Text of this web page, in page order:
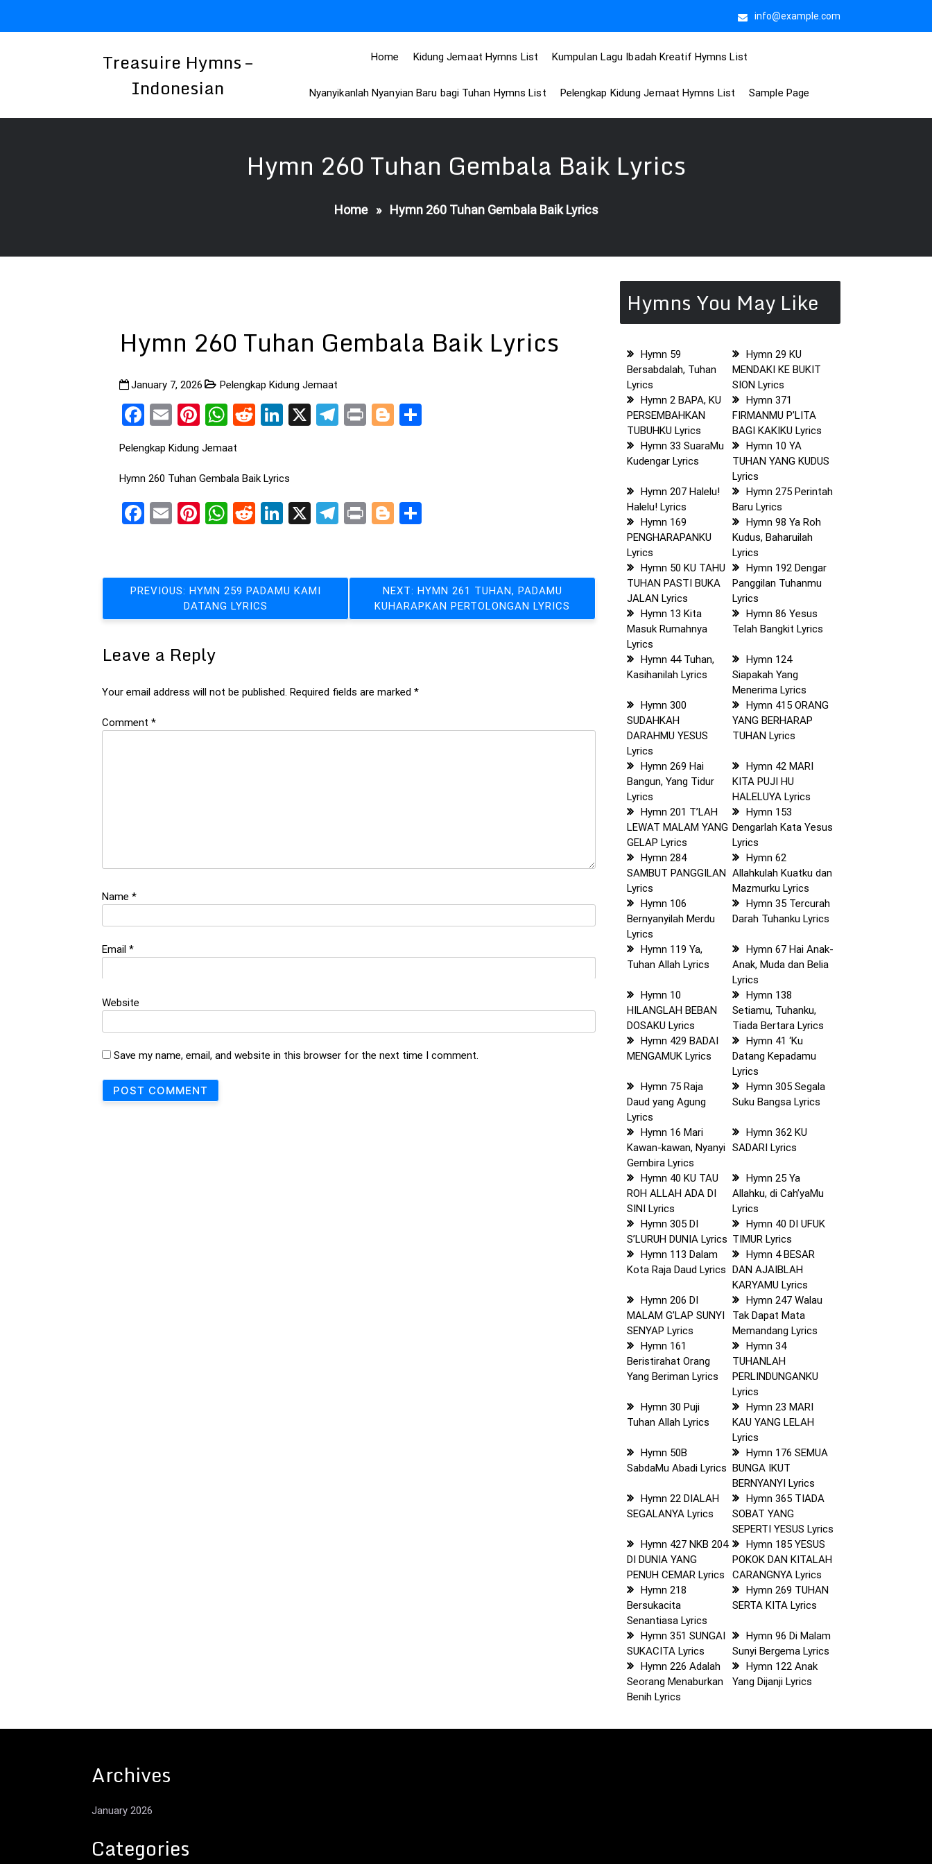
info@example.com
Treasuire Hymns –
Indonesian
Home Kidung Jemaat Hymns List Kumpulan Lagu Ibadah Kreatif Hymns List
Nyanyikanlah Nyanyian Baru bagi Tuhan Hymns List Pelengkap Kidung Jemaat Hymns List Sample Page
Hymn 260 Tuhan Gembala Baik Lyrics
Home» Hymn 260 Tuhan Gembala Baik Lyrics
Hymn 260 Tuhan Gembala Baik Lyrics
January 7, 2026 Pelengkap Kidung Jemaat
Facebook
EmailPinterest
WhatsApp
RedditLinkedIn
X Telegram
PrintBlogger
Pelengkap Kidung Jemaat
Hymn 260 Tuhan Gembala Baik Lyrics
Facebook
EmailPinterest
WhatsApp
RedditLinkedIn
X Telegram
PrintBlogger
Post
navigation
PREVIOUS: HYMN 259 PADAMU KAMI
DATANG LYRICS
NEXT: HYMN 261 TUHAN, PADAMU
KUHARAPKAN PERTOLONGAN LYRICS
Leave a Reply
Your email address will not be published. Required fields are marked *
Comment *
Name *
Email *
Website
Save my name, email, and website in this browser for the next time I comment.
Hymns You May Like
Hymn 59
Bersabdalah, Tuhan
Lyrics
Hymn 29 KU
MENDAKI KE BUKIT
SION Lyrics
Hymn 2 BAPA, KU
PERSEMBAHKAN
TUBUHKU Lyrics
Hymn 371
FIRMANMU P’LITA
BAGI KAKIKU Lyrics
Hymn 33 SuaraMu
Kudengar Lyrics
Hymn 10 YA
TUHAN YANG KUDUS
Lyrics
Hymn 207 Halelu!
Halelu! Lyrics
Hymn 275 Perintah
Baru Lyrics
Hymn 169
PENGHARAPANKU
Lyrics
Hymn 98 Ya Roh
Kudus, Baharuilah
Lyrics
Hymn 50 KU TAHU
TUHAN PASTI BUKA
JALAN Lyrics
Hymn 192 Dengar
Panggilan Tuhanmu
Lyrics
Hymn 13 Kita
Masuk Rumahnya
Lyrics
Hymn 86 Yesus
Telah Bangkit Lyrics
Hymn 44 Tuhan,
Kasihanilah Lyrics
Hymn 124
Siapakah Yang
Menerima Lyrics
Hymn 300
SUDAHKAH
DARAHMU YESUS
Lyrics
Hymn 415 ORANG
YANG BERHARAP
TUHAN Lyrics
Hymn 269 Hai
Bangun, Yang Tidur
Lyrics
Hymn 42 MARI
KITA PUJI HU
HALELUYA Lyrics
Hymn 201 T’LAH
LEWAT MALAM YANG
GELAP Lyrics
Hymn 153
Dengarlah Kata Yesus
Lyrics
Hymn 284
SAMBUT PANGGILAN
Lyrics
Hymn 62
Allahkulah Kuatku dan
Mazmurku Lyrics
Hymn 106
Bernyanyilah Merdu
Lyrics
Hymn 35 Tercurah
Darah Tuhanku Lyrics
Hymn 119 Ya,
Tuhan Allah Lyrics
Hymn 67 Hai Anak-
Anak, Muda dan Belia
Lyrics
Hymn 10
HILANGLAH BEBAN
DOSAKU Lyrics
Hymn 138
Setiamu, Tuhanku,
Tiada Bertara Lyrics
Hymn 429 BADAI
MENGAMUK Lyrics
Hymn 41 ‘Ku
Datang Kepadamu
Lyrics
Hymn 75 Raja
Daud yang Agung
Lyrics
Hymn 305 Segala
Suku Bangsa Lyrics
Hymn 16 Mari
Kawan-kawan, Nyanyi
Gembira Lyrics
Hymn 362 KU
SADARI Lyrics
Hymn 40 KU TAU
ROH ALLAH ADA DI
SINI Lyrics
Hymn 25 Ya
Allahku, di Cah’yaMu
Lyrics
Hymn 305 DI
S’LURUH DUNIA Lyrics
Hymn 40 DI UFUK
TIMUR Lyrics
Hymn 113 Dalam
Kota Raja Daud Lyrics
Hymn 4 BESAR
DAN AJAIBLAH
KARYAMU Lyrics
Hymn 206 DI
MALAM G’LAP SUNYI
SENYAP Lyrics
Hymn 247 Walau
Tak Dapat Mata
Memandang Lyrics
Hymn 161
Beristirahat Orang
Yang Beriman Lyrics
Hymn 34
TUHANLAH
PERLINDUNGANKU
Lyrics
Hymn 30 Puji
Tuhan Allah Lyrics
Hymn 23 MARI
KAU YANG LELAH
Lyrics
Hymn 50B
SabdaMu Abadi Lyrics
Hymn 176 SEMUA
BUNGA IKUT
BERNYANYI Lyrics
Hymn 22 DIALAH
SEGALANYA Lyrics
Hymn 365 TIADA
SOBAT YANG
SEPERTI YESUS Lyrics
Hymn 427 NKB 204
DI DUNIA YANG
PENUH CEMAR Lyrics
Hymn 185 YESUS
POKOK DAN KITALAH
CARANGNYA Lyrics
Hymn 218
Bersukacita
Senantiasa Lyrics
Hymn 269 TUHAN
SERTA KITA Lyrics
Hymn 351 SUNGAI
SUKACITA Lyrics
Hymn 96 Di Malam
Sunyi Bergema Lyrics
Hymn 226 Adalah
Seorang Menaburkan
Benih Lyrics
Hymn 122 Anak
Yang Dijanji Lyrics
Archives
January 2026
Categories